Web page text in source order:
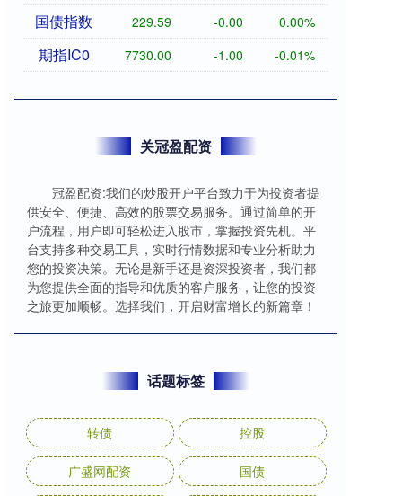
国债指数 229.59 -0.00 0.00%
期指IC0 7730.00 -1.00 -0.01%
关冠盈配资
冠盈配资:我们的炒股开户平台致力于为投资者提
供安全、便捷、高效的股票交易服务。通过简单的开
户流程，用户即可轻松进入股市，掌握投资先机。平
台支持多种交易工具，实时行情数据和专业分析助力
您的投资决策。无论是新手还是资深投资者，我们都
为您提供全面的指导和优质的客户服务，让您的投资
之旅更加顺畅。选择我们，开启财富增长的新篇章！
话题标签
转债 控股
广盛网配资 国债